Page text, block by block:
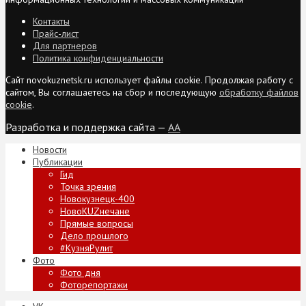
Контакты
Прайс-лист
Для партнеров
Политика конфиденциальности
Сайт novokuznetsk.ru использует файлы cookie. Продолжая работу с
сайтом, Вы соглашаетесь на сбор и последующую обработку файлов
cookie.
Разработка и поддержка сайта — AA
Новости
Публикации
Гид
Точка зрения
Новокузнецк-400
НовоKUZнечане
Прямые вопросы
Дело прошлого
#КузняРулит
Фото
Фото дня
Фоторепортажи